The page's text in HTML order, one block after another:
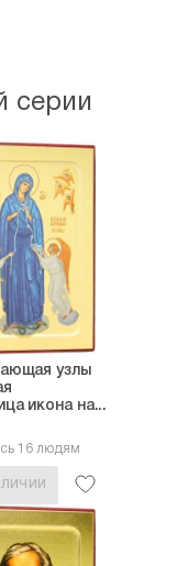
серии
узлы
икона на...
16 людям